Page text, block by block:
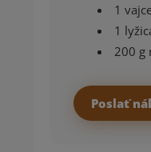
1
1
200 g
Poslať